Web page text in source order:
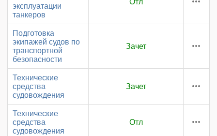
эксплуатации
танкеров
Отл
Подготовка
экипажей судов по
транспортной
безопасности
Зачет
Технические
средства
судовождения
Зачет
Технические
средства
судовождения
Отл